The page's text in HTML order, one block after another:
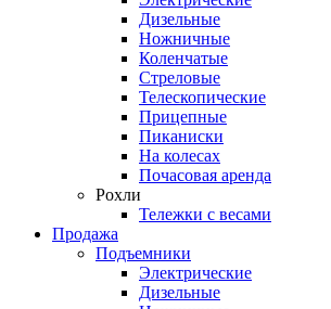
Дизельные
Ножничные
Коленчатые
Стреловые
Телескопические
Прицепные
Пиканиски
На колесах
Почасовая аренда
Рохли
Тележки с весами
Продажа
Подъемники
Электрические
Дизельные